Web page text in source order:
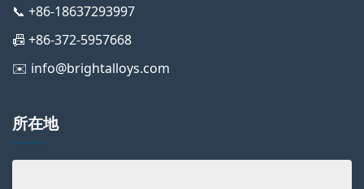
📞 +86-18637293997
📠 +86-372-5957668
✉️ info@brightalloys.com
所在地